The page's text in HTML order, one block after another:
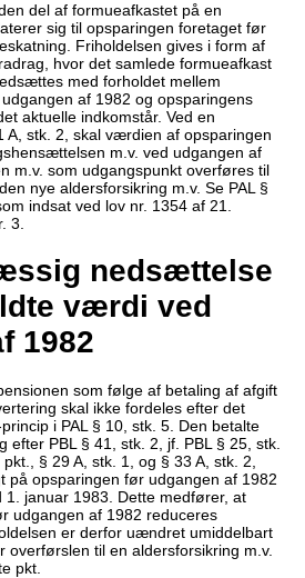
del af formueafkastet på en
sig til opsparingen foretaget før
Friholdelsen gives i form af
hvor det samlede formueafkast
med forholdet mellem
af 1982 og opsparingens
aktuelle indkomstår. Ved en
A, stk. 2, skal værdien af opsparingen
m.v. ved udgangen af
m.v. som udgangspunkt overføres til
nye aldersforsikring m.v. Se PAL §
indsat ved lov nr. 1354 af 21.
3.
nedsættelse
værdi ved
1982
som følge af betaling af afgift
skal ikke fordeles efter det
i PAL § 10, stk. 5. Den betalte
efter PBL § 41, stk. 2, jf. PBL § 25, stk.
§ 29 A, stk. 1, og § 33 A, stk. 2,
på opsparingen før udgangen af 1982
januar 1983. Dette medfører, at
udgangen af 1982 reduceres
er derfor uændret umiddelbart
overførslen til en aldersforsikring m.v.
pkt.